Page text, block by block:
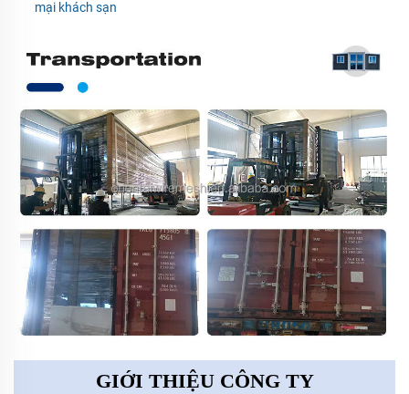
mại khách sạn
GIỚI THIỆU CÔNG TY